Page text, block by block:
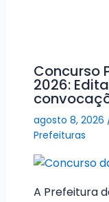
Concurso
2026:
agosto 8, 2026
Prefeituras
A Prefeitura